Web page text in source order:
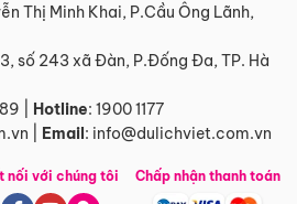
Thị Minh Khai, P.Cầu Ông Lãnh,
số 243 xã Đàn, P.Đống Đa, TP. Hà
Hotline: 1900 1177
Email: info@dulichviet.com.vn
nối với chúng tôi Chấp nhận thanh toán